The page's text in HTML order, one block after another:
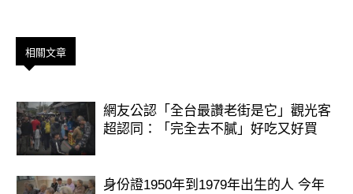
2026 運勢： 你的財富來自「人脈」。
明年會有許多合作機會主動找上門，你
的朋友或同事就是你的財神爺。只要多
參加社交活動，財氣就會隨之而來。
相關文章
網友公認「全台最讚老街是它」觀光客
超認同：「完全去不膩」好吃又好買
身份證1950年到1979年出生的人 今年